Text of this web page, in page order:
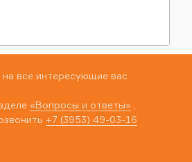
все интересующие вас
«Вопросы и ответы»
+7 (3953) 49-03-16